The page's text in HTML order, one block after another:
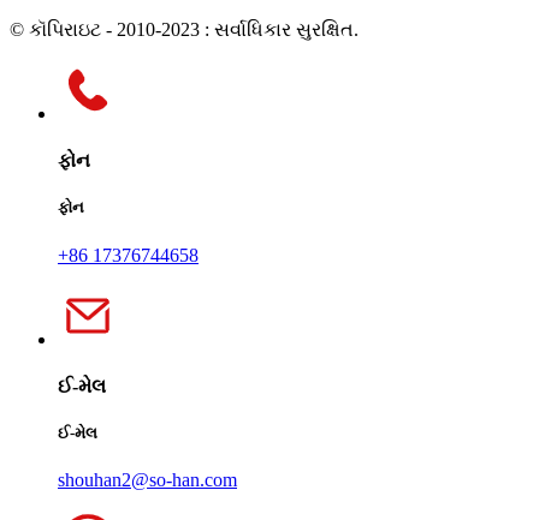
© કૉપિરાઇટ - 2010-2023 : સર્વાધિકાર સુરક્ષિત.
ફોન
ફોન
+86 17376744658
ઈ-મેલ
ઈ-મેલ
shouhan2@so-han.com